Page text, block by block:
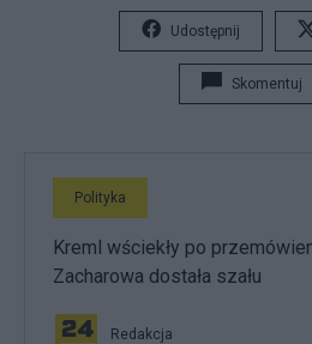
Udostępnij
Skomentuj
Polityka
Kreml wściekły po
Zacharowa dostała szału
Redakcja